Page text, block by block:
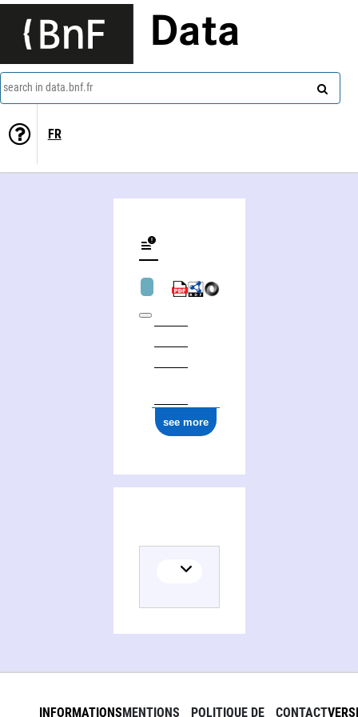
Data
search in data.bnf.fr
FR
see more
INFORMATIONSMENTIONS POLITIQUE DE CONTACT